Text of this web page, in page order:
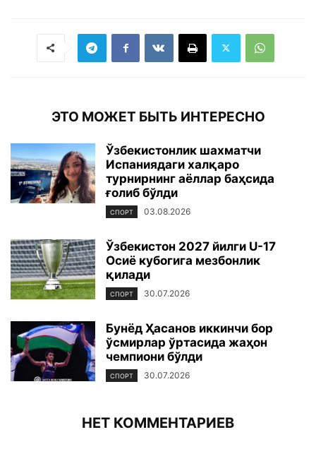
ЭТО МОЖЕТ БЫТЬ ИНТЕРЕСНО
Ўзбекистонлик шахматчи
Испаниядаги халқаро
турнирнинг аёллар баҳсида
ғолиб бўлди
СПОРТ 03.08.2026
Ўзбекистон 2027 йилги U-17
Осиё кубогига мезбонлик
қилади
СПОРТ 30.07.2026
Бунёд Ҳасанов иккинчи бор
ўсмирлар ўртасида жаҳон
чемпиони бўлди
СПОРТ 30.07.2026
НЕТ КОММЕНТАРИЕВ